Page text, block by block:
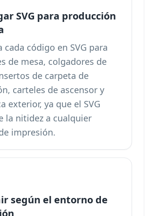
SVG para producción
cada código en SVG para
de mesa, colgadores de
de carpeta de
carteles de ascensor y
exterior, ya que el SVG
la nitidez a cualquier
impresión.
según el entorno de